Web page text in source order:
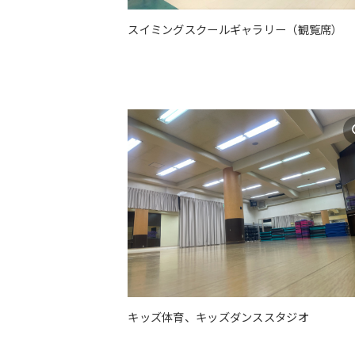
スイミングスクールギャラリー（観覧席）
キッズ体育、キッズダンススタジオ